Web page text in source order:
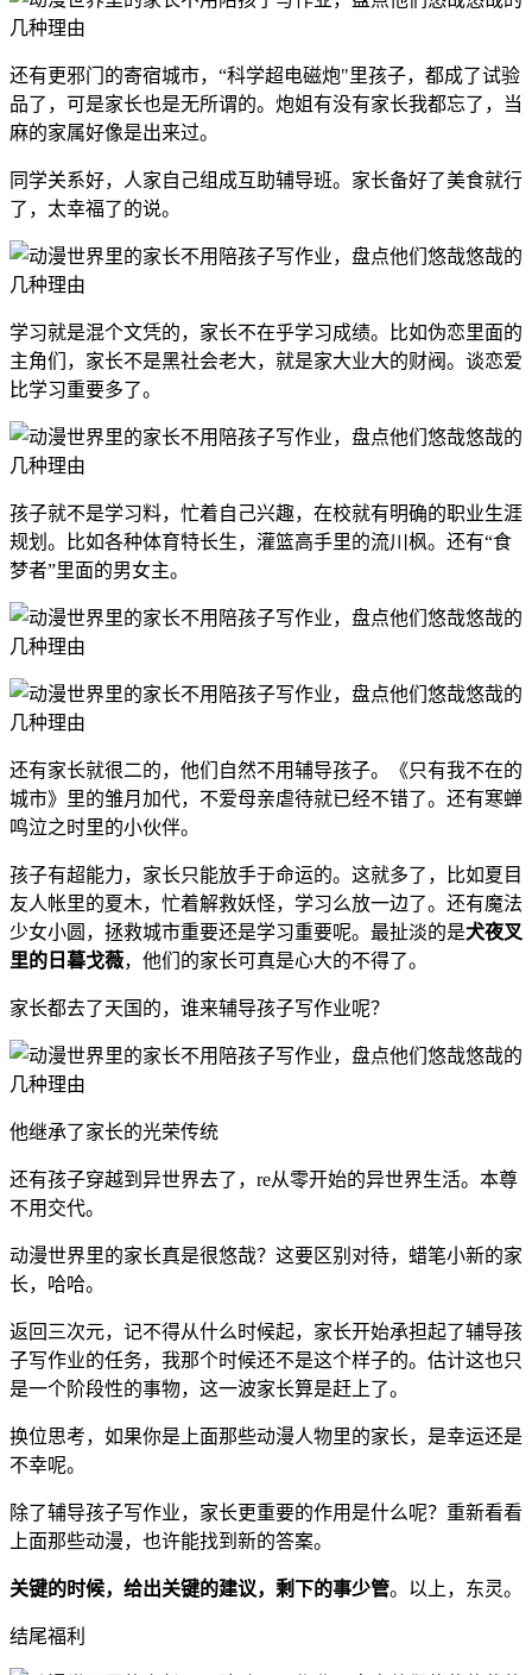
还有更邪门的寄宿城市，“科学超电磁炮"里孩子，都成了试验
品了，可是家长也是无所谓的。炮姐有没有家长我都忘了，当
麻的家属好像是出来过。
同学关系好，人家自己组成互助辅导班。家长备好了美食就行
了，太幸福了的说。
学习就是混个文凭的，家长不在乎学习成绩。比如伪恋里面的
主角们，家长不是黑社会老大，就是家大业大的财阀。谈恋爱
比学习重要多了。
孩子就不是学习料，忙着自己兴趣，在校就有明确的职业生涯
规划。比如各种体育特长生，灌篮高手里的流川枫。还有“食
梦者”里面的男女主。
还有家长就很二的，他们自然不用辅导孩子。《只有我不在的
城市》里的雏月加代，不爱母亲虐待就已经不错了。还有寒蝉
鸣泣之时里的小伙伴。
孩子有超能力，家长只能放手于命运的。这就多了，比如夏目
友人帐里的夏木，忙着解救妖怪，学习么放一边了。还有魔法
少女小圆，拯救城市重要还是学习重要呢。最扯淡的是犬夜叉
里的日暮戈薇，他们的家长可真是心大的不得了。
家长都去了天国的，谁来辅导孩子写作业呢？
他继承了家长的光荣传统
还有孩子穿越到异世界去了，re从零开始的异世界生活。本尊
不用交代。
动漫世界里的家长真是很悠哉？这要区别对待，蜡笔小新的家
长，哈哈。
返回三次元，记不得从什么时候起，家长开始承担起了辅导孩
子写作业的任务，我那个时候还不是这个样子的。估计这也只
是一个阶段性的事物，这一波家长算是赶上了。
换位思考，如果你是上面那些动漫人物里的家长，是幸运还是
不幸呢。
除了辅导孩子写作业，家长更重要的作用是什么呢？重新看看
上面那些动漫，也许能找到新的答案。
关键的时候，给出关键的建议，剩下的事少管。以上，东灵。
结尾福利